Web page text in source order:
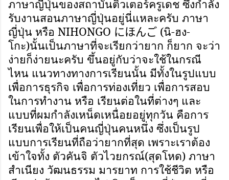
ภาษาญี่ปุ่นของสถาบันติวเตอร์ครูเดช ซึ่งกำลัง
รับงานสอนภาษาญี่ปุ่นอยู่นี่แหละครับ ภาษา
ญี่ปุ่น หรือ NIHONGO にほんご (นิ-ฮง-
โกะ)นั้นเป็นภาษาที่จะเรียกว่ายาก ก็ยาก จะว่า
ง่ายก็ง่ายนะครับ ขึ้นอยู่กับว่าจะใช้ในกรณี
ไหน แนวทางทางการเรียนนั้น มีทั้งในรูปแบบ
เพื่อการธุรกิจ เพื่อการท่องเที่ยว เพื่อการสอบ
ในการทำงาน หรือ เรียนต่อในที่ต่างๆ และ
แบบที่ผมกำลังเหน็ดเหนื่อยอยู่ทุกวัน คือการ
เรียนเพื่อให้เป็นคนญี่ปุ่นคนหนึ่ง ซึ่งเป็นรูป
แบบการเรียนที่ถือว่ายากที่สุด เพราะเราต้อง
เข้าใจทั้ง ตัวคันจิ ตัวไวยกรณ์(สุดโหด) ภาษา
สำเนียง วัฒนธรรม มารยาท การใช้ชีวิต หรือ